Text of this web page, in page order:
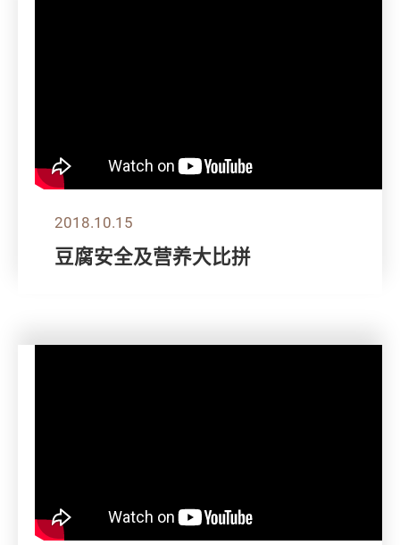
2018.10.15
豆腐安全及营养大比拼